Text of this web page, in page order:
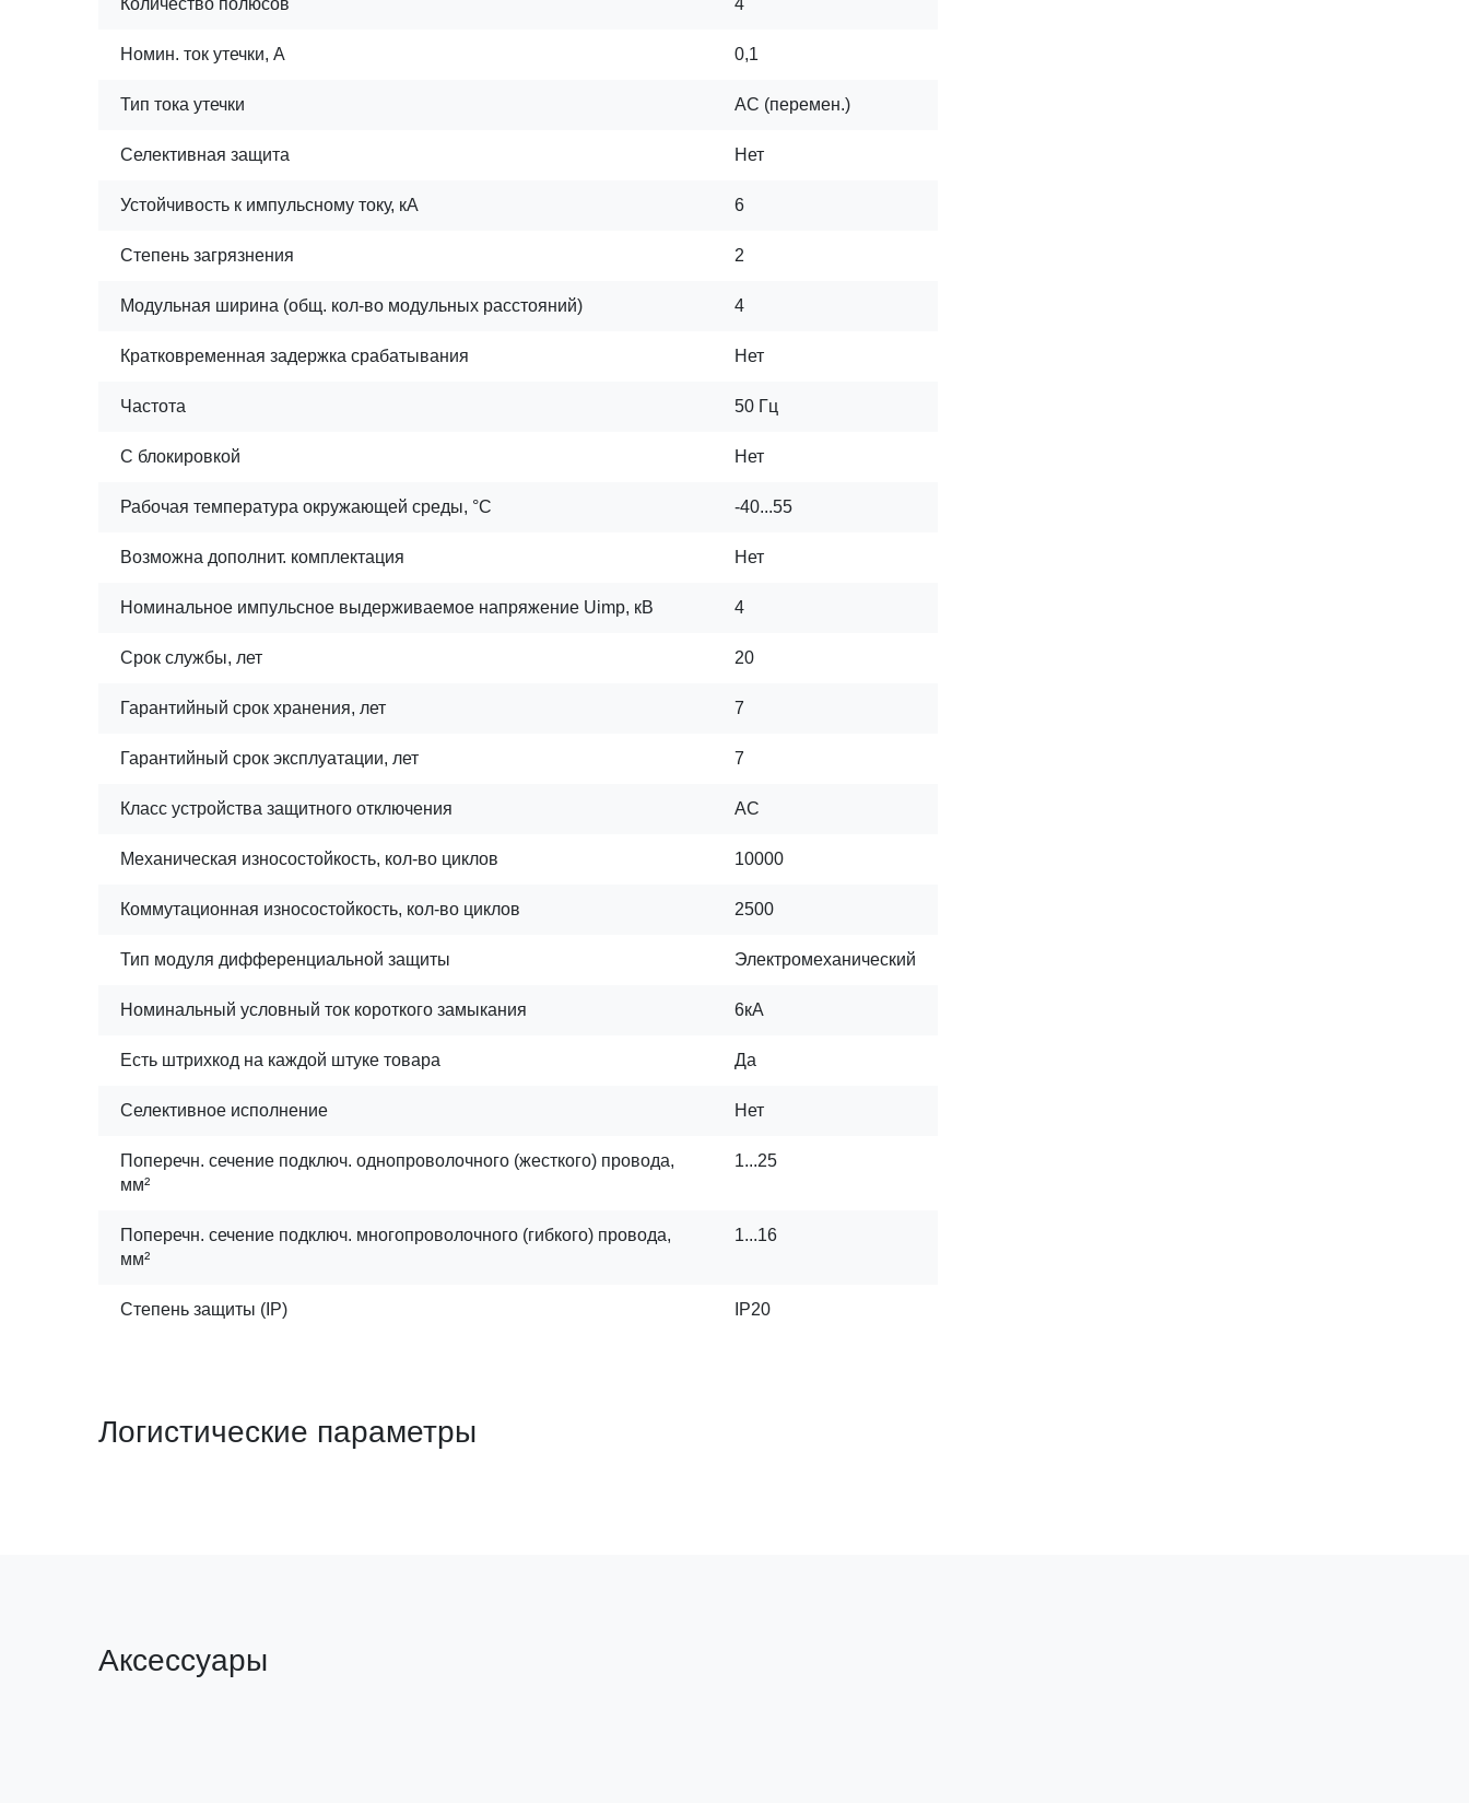
Количество полюсов 4
Номин. ток утечки, А 0,1
Тип тока утечки AC (перемен.)
Селективная защита Нет
Устойчивость к импульсному току, кА 6
Степень загрязнения 2
Модульная ширина (общ. кол-во модульных расстояний) 4
Кратковременная задержка срабатывания Нет
Частота 50 Гц
С блокировкой Нет
Рабочая температура окружающей среды, °C -40...55
Возможна дополнит. комплектация Нет
Номинальное импульсное выдерживаемое напряжение Uimp, кВ 4
Срок службы, лет 20
Гарантийный срок хранения, лет 7
Гарантийный срок эксплуатации, лет 7
Класс устройства защитного отключения AC
Механическая износостойкость, кол-во циклов 10000
Коммутационная износостойкость, кол-во циклов 2500
Тип модуля дифференциальной защиты Электромеханический
Номинальный условный ток короткого замыкания 6кA
Есть штрихкод на каждой штуке товара Да
Селективное исполнение Нет
Поперечн. сечение подключ. однопроволочного (жесткого) провода,
мм²
1...25
Поперечн. сечение подключ. многопроволочного (гибкого) провода,
мм²
1...16
Степень защиты (IP) IP20
Логистические параметры
Аксессуары